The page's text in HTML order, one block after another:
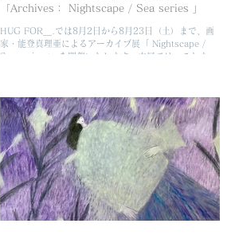
「Archives： Nightscape / Sea series 」
HUG FOR＿.では8月2日から8月23日（土）まで、画
家・能登真理亜によるアーカイブ展「 Nightscape /
Sea series 」 を開催いたします。本展では、これまで